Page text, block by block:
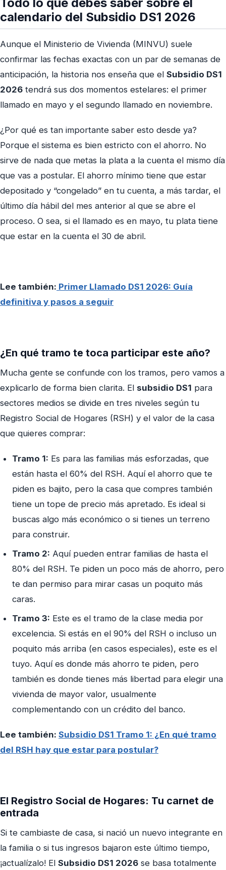
calendario del Subsidio DS1 2026
Aunque el Ministerio de Vivienda (MINVU) suele
confirmar las fechas exactas con un par de semanas de
anticipación, la historia nos enseña que el Subsidio DS1
2026 tendrá sus dos momentos estelares: el primer
llamado en mayo y el segundo llamado en noviembre.
¿Por qué es tan importante saber esto desde ya?
Porque el sistema es bien estricto con el ahorro. No
sirve de nada que metas la plata a la cuenta el mismo día
que vas a postular. El ahorro mínimo tiene que estar
depositado y “congelado” en tu cuenta, a más tardar, el
último día hábil del mes anterior al que se abre el
proceso. O sea, si el llamado es en mayo, tu plata tiene
que estar en la cuenta el 30 de abril.
Lee también: Primer Llamado DS1 2026: Guía
definitiva y pasos a seguir
¿En qué tramo te toca participar este año?
Mucha gente se confunde con los tramos, pero vamos a
explicarlo de forma bien clarita. El subsidio DS1 para
sectores medios se divide en tres niveles según tu
Registro Social de Hogares (RSH) y el valor de la casa
que quieres comprar:
Tramo 1: Es para las familias más esforzadas, que
están hasta el 60% del RSH. Aquí el ahorro que te
piden es bajito, pero la casa que compres también
tiene un tope de precio más apretado. Es ideal si
buscas algo más económico o si tienes un terreno
para construir.
Tramo 2: Aquí pueden entrar familias de hasta el
80% del RSH. Te piden un poco más de ahorro, pero
te dan permiso para mirar casas un poquito más
caras.
Tramo 3: Este es el tramo de la clase media por
excelencia. Si estás en el 90% del RSH o incluso un
poquito más arriba (en casos especiales), este es el
tuyo. Aquí es donde más ahorro te piden, pero
también es donde tienes más libertad para elegir una
vivienda de mayor valor, usualmente
complementando con un crédito del banco.
Lee también: Subsidio DS1 Tramo 1: ¿En qué tramo
del RSH hay que estar para postular?
El Registro Social de Hogares: Tu carnet de
entrada
Si te cambiaste de casa, si nació un nuevo integrante en
la familia o si tus ingresos bajaron este último tiempo,
¡actualízalo! El Subsidio DS1 2026 se basa totalmente